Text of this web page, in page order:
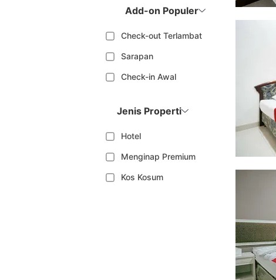
Add-on Populer
Check-out Terlambat
Sarapan
Check-in Awal
Jenis Properti
Hotel
Menginap Premium
Kos Kosum